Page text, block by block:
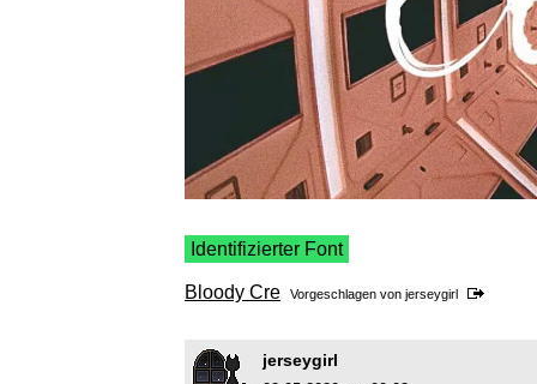
Identifizierter Font
Bloody Cre Vorgeschlagen von jerseygirl
jerseygirl